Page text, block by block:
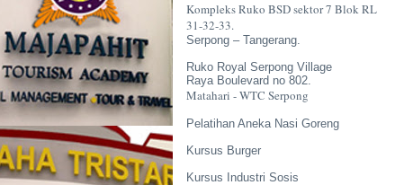
Kompleks Ruko BSD sektor 7 Blok RL
31-32-33.
Serpong – Tangerang.
Ruko Royal Serpong Village
Raya Boulevard no 802.
Matahari - WTC Serpong
Pelatihan Aneka Nasi Goreng
Kursus Burger
Kursus Industri Sosis